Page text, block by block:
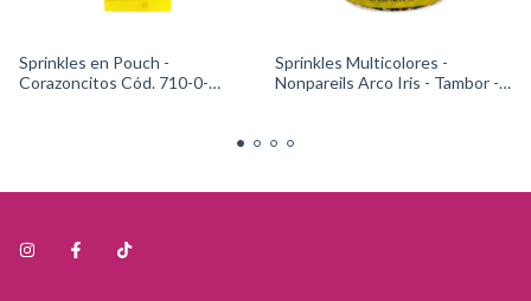
Sprinkles en Pouch -
Corazoncitos Cód. 710-0-
Sprinkles Multicolores -
Nonpareils Arco Iris - Tambor -